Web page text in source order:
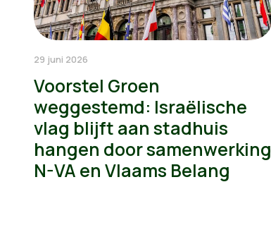
29 juni 2026
Voorstel Groen
weggestemd: Israëlische
vlag blijft aan stadhuis
hangen door samenwerking
N-VA en Vlaams Belang